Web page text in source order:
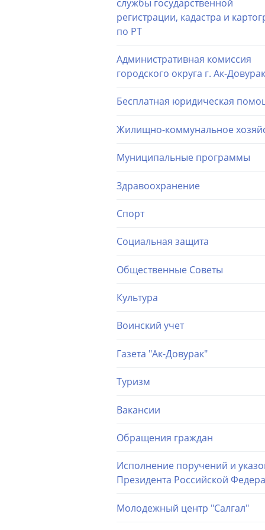
службы государственной
регистрации, кадастра и
по РТ
Административная комиссия
городского округа г. Ак-Довурак
Бесплатная юридическая
Жилищно-коммунальное
Муниципальные программы
Здравоохранение
Спорт
Социальная защита
Общественные Советы
Культура
Воинский учет
Газета "Ак-Довурак"
Туризм
Вакансии
Обращения граждан
Исполнение поручений и
Президента Российской
Молодежный центр "Салгал"